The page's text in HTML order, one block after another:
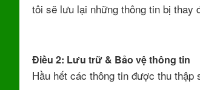
tôi sẽ lưu lại những thông tin bị thay
Điều 2: Lưu trữ & Bảo vệ thông tin
Hầu hết các thông tin được thu